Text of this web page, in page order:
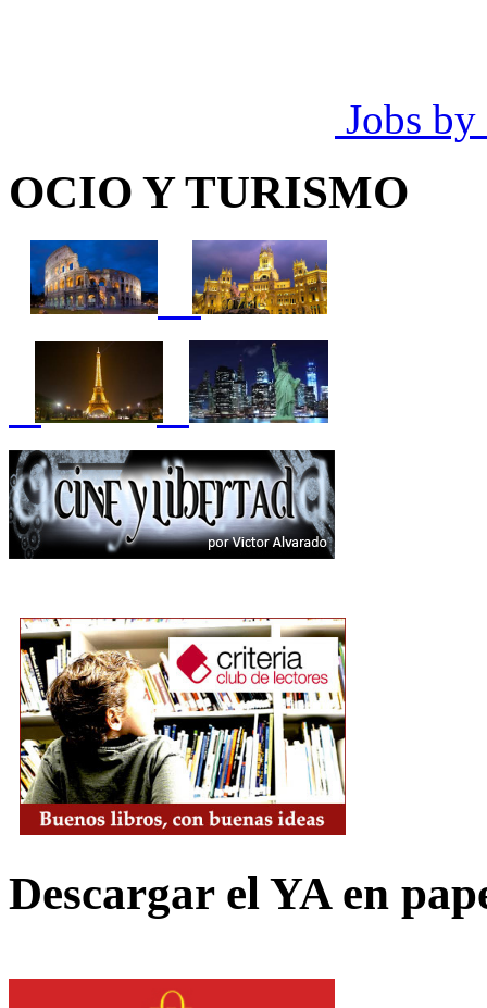
Jobs by
OCIO Y TURISMO
Descargar el YA en